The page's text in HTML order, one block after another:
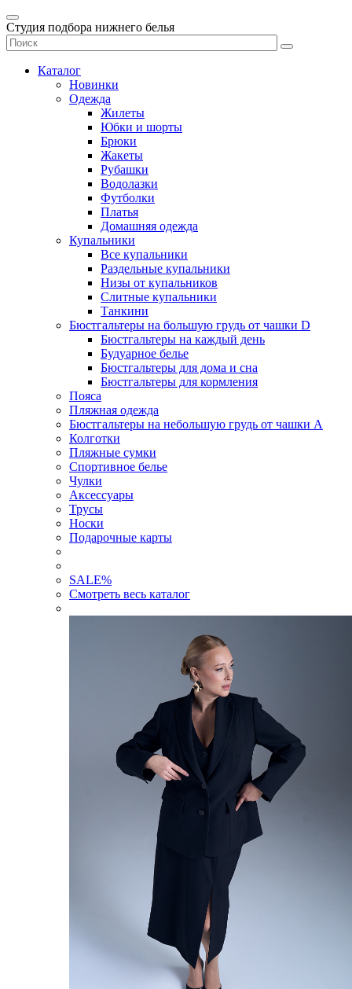
Студия подбора нижнего белья
Каталог
Новинки
Одежда
Жилеты
Юбки и шорты
Брюки
Жакеты
Рубашки
Водолазки
Футболки
Платья
Домашняя одежда
Купальники
Все купальники
Раздельные купальники
Низы от купальников
Слитные купальники
Танкини
Бюстгальтеры на большую грудь от чашки D
Бюстгальтеры на каждый день
Будуарное белье
Бюстгальтеры для дома и сна
Бюстгальтеры для кормления
Пояса
Пляжная одежда
Бюстгальтеры на небольшую грудь от чашки А
Колготки
Пляжные сумки
Спортивное белье
Чулки
Аксессуары
Трусы
Носки
Подарочные карты
SALE%
Смотреть весь каталог